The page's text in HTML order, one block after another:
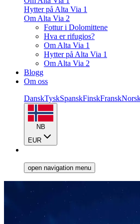
Hytter på Alta Via 1
Om Alta Via 2
Fottur i Dolomittene
Hva er rifugios?
Om Alta Via 1
Hytter på Alta Via 1
Om Alta Via 2
Blogg
Om oss
DanskTyskSpanskFinskFransk
NB
EUR
open navigation menu